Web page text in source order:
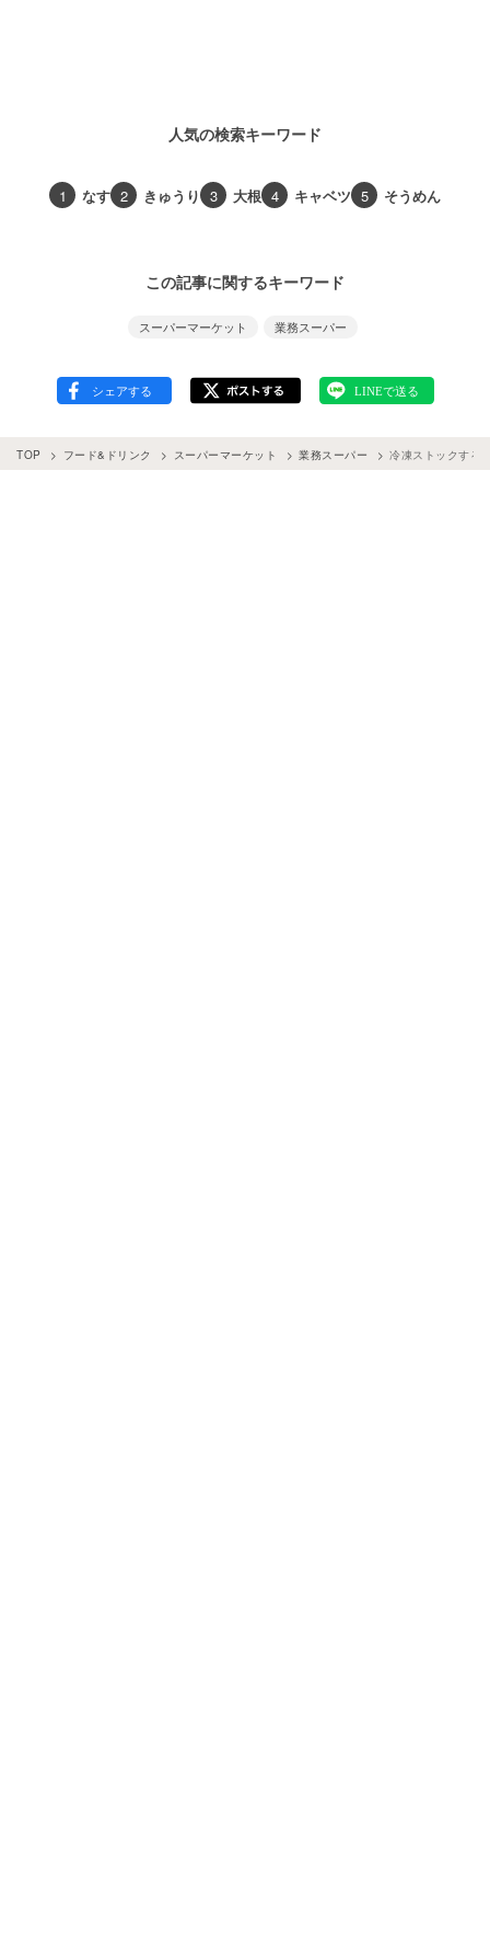
人気の検索キーワード
1 なす 2 きゅうり 3 大根 4 キャベツ 5 そうめん
この記事に関するキーワード
スーパーマーケット 業務スーパー
TOP フード&ドリンク スーパーマーケット 業務スーパー 冷凍ストックする